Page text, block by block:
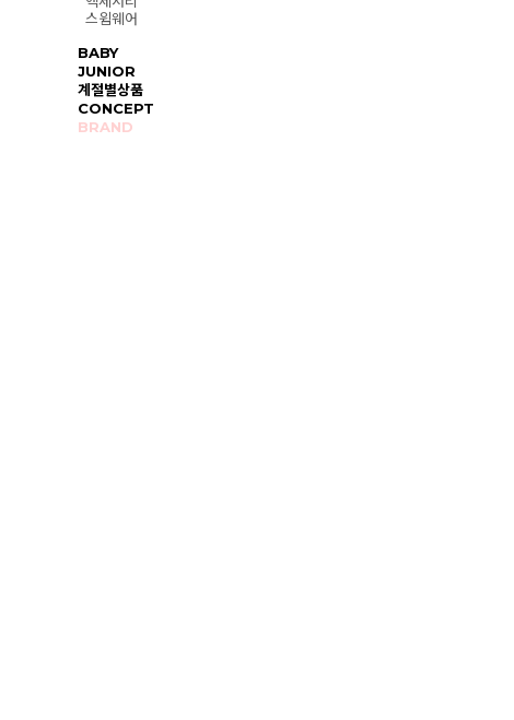
스윔웨어
BABY
JUNIOR
계절별상품
CONCEPT
BRAND